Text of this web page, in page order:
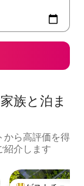
族と泊ま
から高評価を得
紹介します